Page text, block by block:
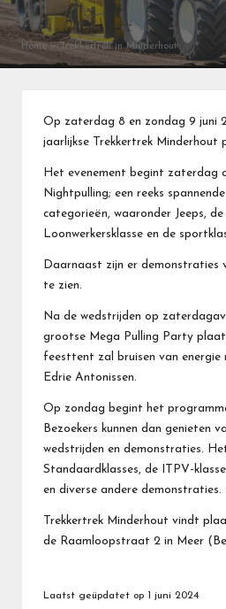
Home » Trekkertrek in Minderhout
Op zaterdag 8 en zondag 9 juni
jaarlijkse Trekkertrek Minderhout
Het evenement begint zaterdag
Nightpulling; een reeks
categorieën, waaronder Jeeps,
Loonwerkersklasse en de
Daarnaast zijn er demonstraties
te zien.
Na de wedstrijden op
grootse Mega Pulling Party
feesttent zal bruisen van energie
Edrie Antonissen.
Op zondag begint het
Bezoekers kunnen dan genieten
wedstrijden en demonstraties.
Standaardklasses, de ITPV-
en diverse andere demonstraties.
Trekkertrek Minderhout vindt
de Raamloopstraat 2 in Meer
Laatst geüpdatet op 1 juni 2024